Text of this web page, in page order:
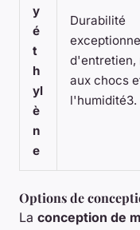
y
é
t
h
yl
è
n
e
Durabilité
d'entretien,
aux chocs
l'humidité3.
Options de
La conception de